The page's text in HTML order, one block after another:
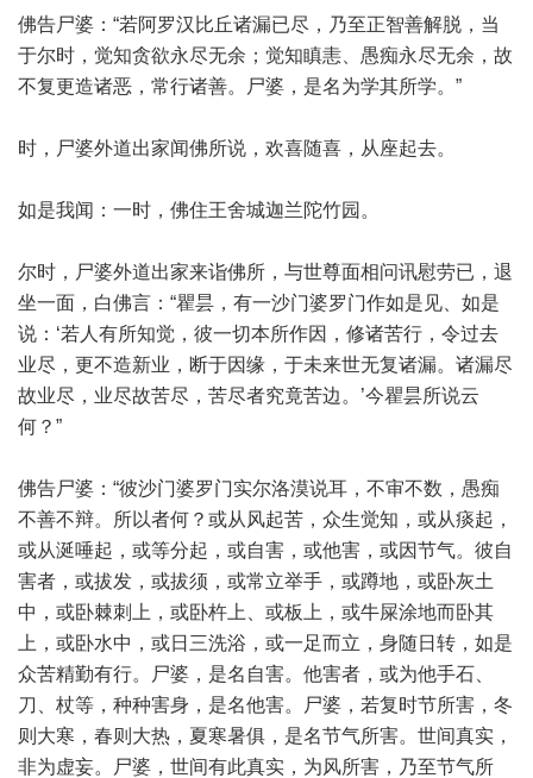
佛告尸婆：“若阿罗汉比丘诸漏已尽，乃至正智善解脱，当
于尔时，觉知贪欲永尽无余；觉知瞋恚、愚痴永尽无余，故
不复更造诸恶，常行诸善。尸婆，是名为学其所学。”
时，尸婆外道出家闻佛所说，欢喜随喜，从座起去。
如是我闻：一时，佛住王舍城迦兰陀竹园。
尔时，尸婆外道出家来诣佛所，与世尊面相问讯慰劳已，退
坐一面，白佛言：“瞿昙，有一沙门婆罗门作如是见、如是
说：‘若人有所知觉，彼一切本所作因，修诸苦行，令过去
业尽，更不造新业，断于因缘，于未来世无复诸漏。诸漏尽
故业尽，业尽故苦尽，苦尽者究竟苦边。’今瞿昙所说云
何？”
佛告尸婆：“彼沙门婆罗门实尔洛漠说耳，不审不数，愚痴
不善不辩。所以者何？或从风起苦，众生觉知，或从痰起，
或从涎唾起，或等分起，或自害，或他害，或因节气。彼自
害者，或拔发，或拔须，或常立举手，或蹲地，或卧灰土
中，或卧棘刺上，或卧杵上、或板上，或牛屎涂地而卧其
上，或卧水中，或日三洗浴，或一足而立，身随日转，如是
众苦精勤有行。尸婆，是名自害。他害者，或为他手石、
刀、杖等，种种害身，是名他害。尸婆，若复时节所害，冬
则大寒，春则大热，夏寒暑俱，是名节气所害。世间真实，
非为虚妄。尸婆，世间有此真实，为风所害，乃至节气所